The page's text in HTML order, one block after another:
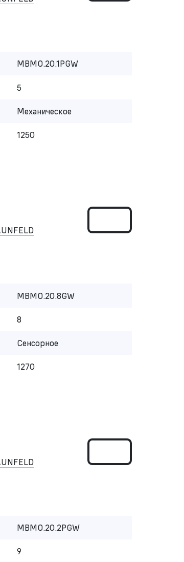
MBMO.20.1PGW
5
Механическое
1250
MBMO.20.8GW
8
Сенсорное
1270
MBMO.20.2PGW
9